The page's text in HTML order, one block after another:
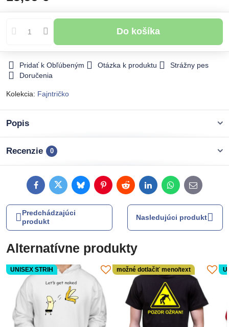
Do košíka
Pridať k Obľúbeným Otázka k produktu
Strážny pes
Doručenia
Kolekcia: Fajntričko
Popis
Recenzie 0
FacebookTwitterBlueskyPinterestRedditLinkedInWhatsApp
E-
mail
Predchádzajúci
produkt
Nasledujúci produkt
Alternatívne produkty
UNISEX STRIH možné dotlačiť meno/text